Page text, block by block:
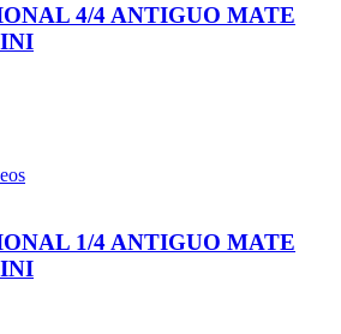
4/4 ANTIGUO MATE
1/4 ANTIGUO MATE